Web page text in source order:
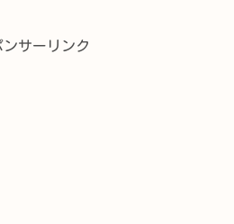
ンサーリンク